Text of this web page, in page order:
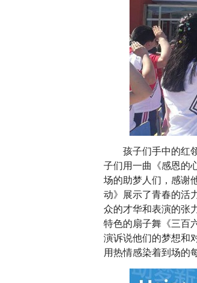
孩子们手中的红领
子们用一曲《感恩的
场的助梦人们，感谢
动》展示了青春的活
众的才华和表演的张
特色的扇子舞《三百
演诉说他们的梦想和
用热情感染着到场的